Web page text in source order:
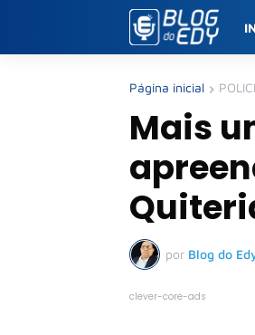
Página inicial
Mais
por Blog do
clever-core-ads